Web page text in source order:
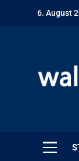
6. August